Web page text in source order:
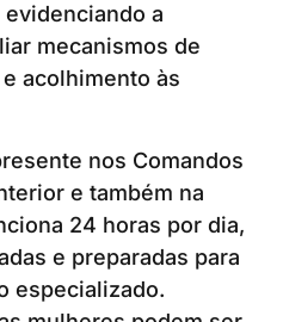
evidenciando a
mecanismos de
acolhimento às
nos Comandos
e também na
24 horas por dia,
e preparadas para
especializado.